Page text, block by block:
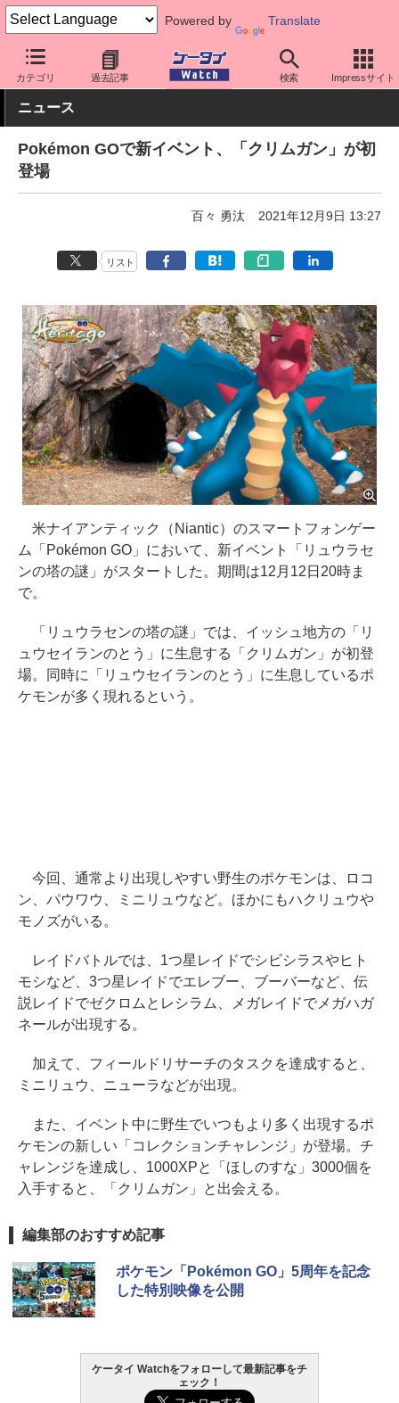
Powered by Translate
カテゴリ 過去記事 検索 Impressサイト
ケータイ Watch アプリ・サービス 動画・音楽・ゲーム
ニュース
Pokémon GOで新イベント、「クリムガン」が初
登場
百々 勇汰 2021年12月9日 13:27
リスト
米ナイアンティック（Niantic）のスマートフォンゲー
ム「Pokémon GO」において、新イベント「リュウラセ
ンの塔の謎」がスタートした。期間は12月12日20時ま
で。
「リュウラセンの塔の謎」では、イッシュ地方の「リ
ュウセイランのとう」に生息する「クリムガン」が初登
場。同時に「リュウセイランのとう」に生息しているポ
ケモンが多く現れるという。
今回、通常より出現しやすい野生のポケモンは、ロコ
ン、パウワウ、ミニリュウなど。ほかにもハクリュウや
モノズがいる。
レイドバトルでは、1つ星レイドでシビシラスやヒト
モシなど、3つ星レイドでエレブー、ブーバーなど、伝
説レイドでゼクロムとレシラム、メガレイドでメガハガ
ネールが出現する。
加えて、フィールドリサーチのタスクを達成すると、
ミニリュウ、ニューラなどが出現。
また、イベント中に野生でいつもより多く出現するポ
ケモンの新しい「コレクションチャレンジ」が登場。チ
ャレンジを達成し、1000XPと「ほしのすな」3000個を
入手すると、「クリムガン」と出会える。
編集部のおすすめ記事
ポケモン「Pokémon GO」5周年を記念
した特別映像を公開
ケータイ Watchをフォローして最新記事をチ
ェック！